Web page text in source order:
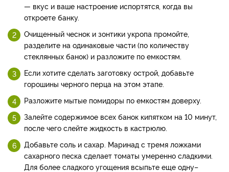
— вкус и ваше настроение испортятся, когда вы
откроете банку.
Очищенный чеснок и зонтики укропа промойте,
разделите на одинаковые части (по количеству
стеклянных банок) и разложите по емкостям.
Если хотите сделать заготовку острой, добавьте
горошины черного перца на этом этапе.
Разложите мытые помидоры по емкостям доверху.
Залейте содержимое всех банок кипятком на 10 минут,
после чего слейте жидкость в кастрюлю.
Добавьте соль и сахар. Маринад с тремя ложками
сахарного песка сделает томаты умеренно сладкими.
Для более сладкого угощения всыпьте еще одну–